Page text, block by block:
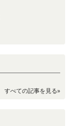
すべての記事を見る»